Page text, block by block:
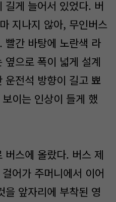
길게 늘어서 있었다. 버
지나지 않아, 무인버스
빨간 바탕에 노란색 라
옆으로 폭이 넓게 설계
운전석 방향이 길고 뾰
이는 인상이 들게 했
버스에 올랐다. 버스 제
어가 주머니에서 이어
을 앞자리에 부착된 영